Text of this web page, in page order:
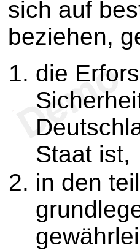
sich auf
beziehen,
die
Staat ist,
in den